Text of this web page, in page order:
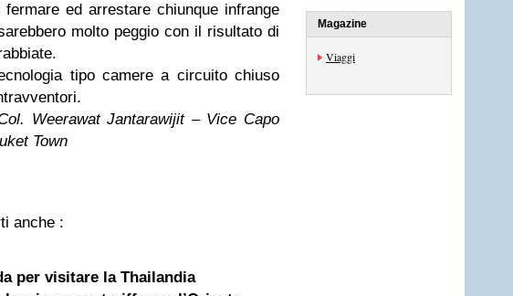
ed arrestare chiunque infrange
molto peggio con il risultato di
tipo camere a circuito chiuso
Weerawat Jantarawijit – Vice Capo
Town
anche :
per visitare la Thailandia
Magazine
Viaggi